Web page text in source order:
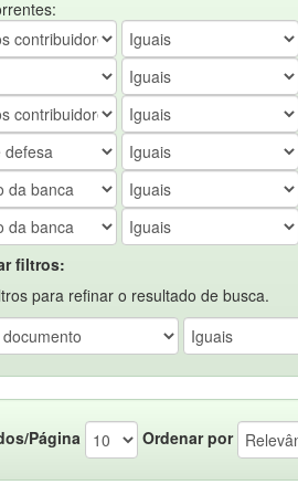
filtros:
para refinar o resultado de busca.
Página Ordenar por